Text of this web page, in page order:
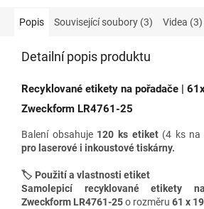
Popis Související soubory (3) Videa (3)
Detailní popis produktu
Recyklované etikety na pořadače |
Zweckform LR4761-25
Balení obsahuje 120 ks etiket(4 ks na
pro laserové i inkoustové tiskárny.
🏷️ Použití a vlastnosti etiket
Samolepicí recyklované etikety
Zweckform LR4761-25o rozměru 61 x